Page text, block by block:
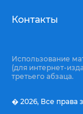
Контакты
Использование
(для интернет-
третьего абзаца.
� 2026, Все права